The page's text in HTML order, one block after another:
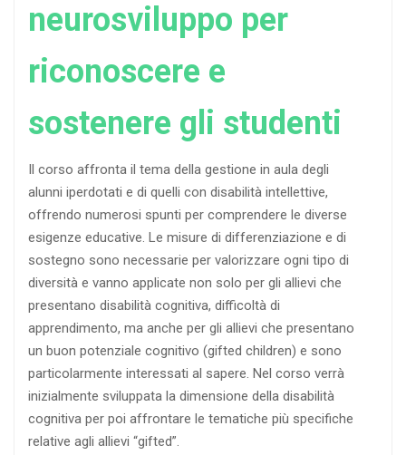
neurosviluppo per
riconoscere e
sostenere gli studenti
Il corso affronta il tema della gestione in aula degli
alunni iperdotati e di quelli con disabilità intellettive,
offrendo numerosi spunti per comprendere le diverse
esigenze educative. Le misure di differenziazione e di
sostegno sono necessarie per valorizzare ogni tipo di
diversità e vanno applicate non solo per gli allievi che
presentano disabilità cognitiva, difficoltà di
apprendimento, ma anche per gli allievi che presentano
un buon potenziale cognitivo (gifted children) e sono
particolarmente interessati al sapere. Nel corso verrà
inizialmente sviluppata la dimensione della disabilità
cognitiva per poi affrontare le tematiche più specifiche
relative agli allievi “gifted”.